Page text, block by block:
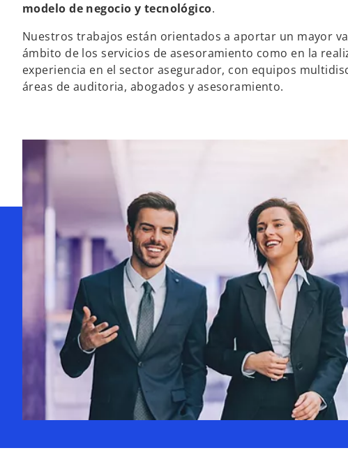
modelo de negocio y tecnológico.
Nuestros trabajos están orientados a aportar un mayor
ámbito de los servicios de asesoramiento como en la
experiencia en el sector asegurador, con equipos
áreas de auditoria, abogados y asesoramiento.